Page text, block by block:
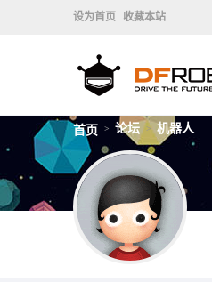
设为首页 收藏本站
首页 > 论坛 > 机器人